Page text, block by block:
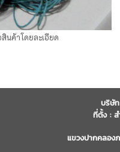
นค้าโดยละเอียด
บริษั
ที่ตั้ง : ส
แขวงปากคลอง